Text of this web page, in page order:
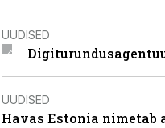
UUDISED
UUDISED
Havas Estonia nimetab